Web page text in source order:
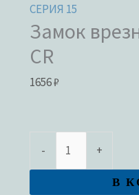
СЕРИЯ 15
Замок
CR
1656₽
- +
В